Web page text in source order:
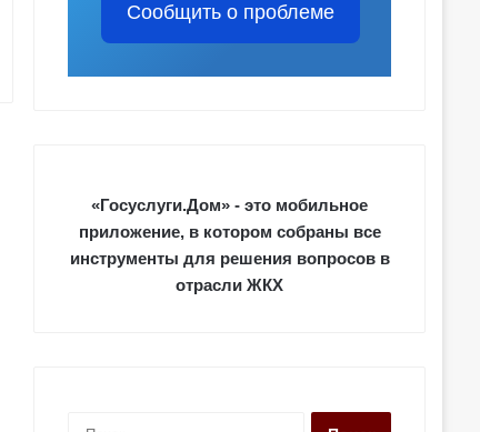
Сообщить о проблеме
«Госуслуги.Дом» - это мобильное
приложение, в котором собраны все
инструменты для решения вопросов в
отрасли ЖКХ